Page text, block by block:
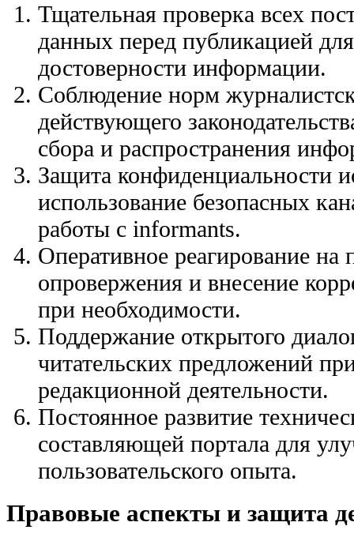
Тщательная проверка всех
данных перед публикацией
достоверности информации.
Соблюдение норм
действующего
сбора и распространения
Защита конфиденциальности
использование безопасных
работы с informants.
Оперативное реагирование на
опровержения и внесение
при необходимости.
Поддержание открытого
читательских предложений
редакционной деятельности.
Постоянное развитие
составляющей портала для
пользовательского опыта.
Правовые аспекты и защита